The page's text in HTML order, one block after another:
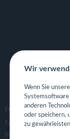
FOLGE UNS
Facebook
Instagram
Wir
Wenn Sie
anderen
oder speichern,
zu